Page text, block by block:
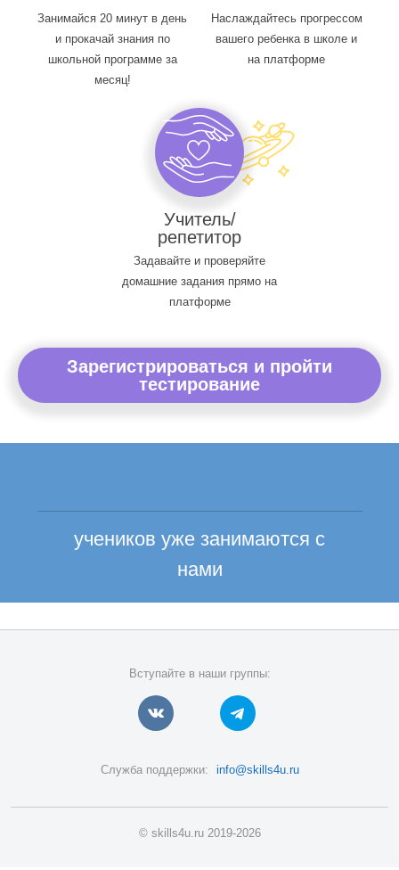
Занимайся 20 минут в день
и прокачай знания по
школьной программе за
месяц!
Наслаждайтесь прогрессом
вашего ребенка в школе и
на платформе
Учитель/
репетитор
Задавайте и проверяйте
домашние задания прямо на
платформе
Зарегистрироваться и пройти
тестирование
учеников уже занимаются с
нами
Вступайте в наши группы:
Служба поддержки: info@skills4u.ru
© skills4u.ru 2019-2026